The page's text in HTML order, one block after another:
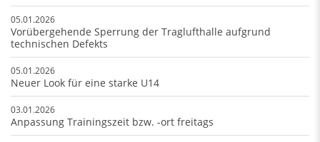
05.01.2026
Vorübergehende Sperrung der Traglufthalle aufgrund
technischen Defekts
05.01.2026
Neuer Look für eine starke U14
03.01.2026
Anpassung Trainingszeit bzw. -ort freitags